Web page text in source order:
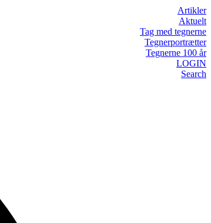
Artikler
Aktuelt
Tag med tegnerne
Tegnerportrætter
Tegnerne 100 år
LOGIN
Search